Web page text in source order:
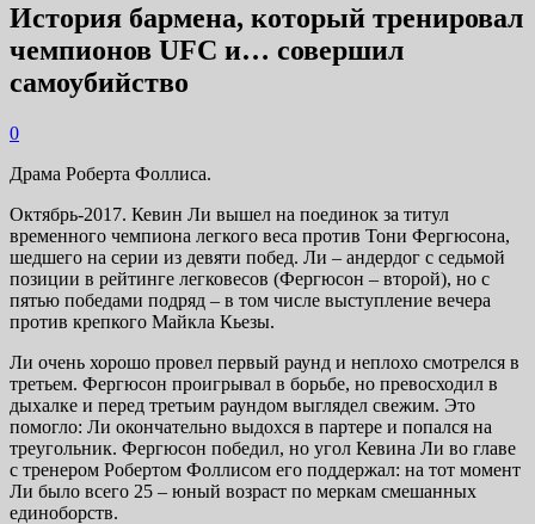
История бармена, который тренировал
чемпионов UFC и… совершил
самоубийство
0
Драма Роберта Фоллиса.
Октябрь-2017. Кевин Ли вышел на поединок за титул
временного чемпиона легкого веса против Тони Фергюсона,
шедшего на серии из девяти побед. Ли – андердог с седьмой
позиции в рейтинге легковесов (Фергюсон – второй), но с
пятью победами подряд – в том числе выступление вечера
против крепкого Майкла Кьезы.
Ли очень хорошо провел первый раунд и неплохо смотрелся в
третьем. Фергюсон проигрывал в борьбе, но превосходил в
дыхалке и перед третьим раундом выглядел свежим. Это
помогло: Ли окончательно выдохся в партере и попался на
треугольник. Фергюсон победил, но угол Кевина Ли во главе
с тренером Робертом Фоллисом его поддержал: на тот момент
Ли было всего 25 – юный возраст по меркам смешанных
единоборств.